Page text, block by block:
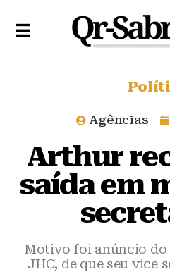
Agências
Arthur
saída em
Motivo foi anúncio do
JHC, de que seu vice